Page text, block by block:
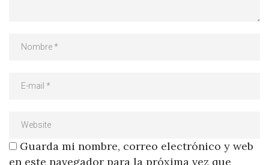
Guarda mi nombre, correo electrónico y web
en este navegador para la próxima vez que